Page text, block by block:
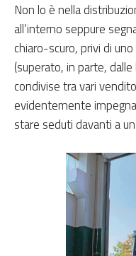
Non lo è nella
all’interno seppure
chiaro-scuro, privi di
(superato, in parte,
condivise tra vari
evidentemente
stare seduti davanti a